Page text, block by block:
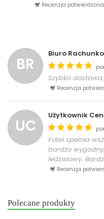
Recenzja
BR
Biuro
Szybko
Recenzja
UC
Użytkownik
Fotel spelnia
bardzo
ledzwiowy.
Recenzja
Polecane produkty